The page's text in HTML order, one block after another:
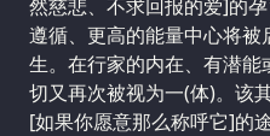
然慈悲、不求回报的爱]的
遵循、更高的能量中心将
生。在行家的内在、有潜
切又再次被视为一(体)。该
[如果你愿意那么称呼它]的